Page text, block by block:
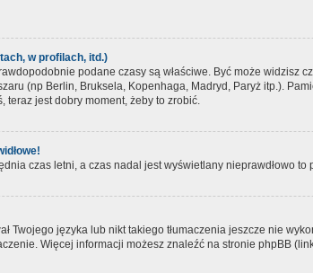
w profilach, itd.)
podane czasy są właściwe. Być może
(np Berlin, Bruksela, Kopenhaga, Madryd, Paryż itp.).
teraz jest dobry moment, żeby to zrobić.
czas letni, a czas nadal jest wyświetlany nieprawdłowo
Twojego języka lub nikt takiego tłumaczenia jeszcze nie
Więcej informacji możesz znaleźć na stronie phpBB